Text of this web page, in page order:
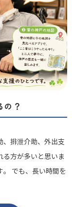
の？
、排泄介助、外出支
る方が多いと思いま
。 でも、長い時間を